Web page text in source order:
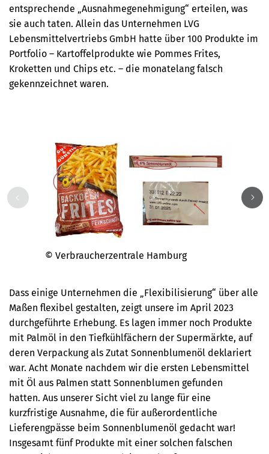
entsprechende „Ausnahmegenehmigung“ erteilen, was
sie auch taten. Allein das Unternehmen LVG
Lebensmittelvertriebs GmbH hatte über 100 Produkte im
Portfolio – Kartoffelprodukte wie Pommes Frites,
Kroketten und Chips etc. – die monatelang falsch
gekennzeichnet waren.
© Verbraucherzentrale Hamburg
Dass einige Unternehmen die „Flexibilisierung“ über alle
Maßen flexibel gestalten, zeigt unsere im April 2023
durchgeführte Erhebung. Es lagen immer noch Produkte
mit Palmöl in den Tiefkühlfächern der Supermärkte, auf
deren Verpackung als Zutat Sonnenblumenöl deklariert
war. Acht Monate nachdem wir die ersten Lebensmittel
mit Öl aus Palmen statt Sonnenblumen gefunden
hatten. Aus unserer Sicht viel zu lange für eine
kurzfristige Ausnahme, die für außerordentliche
Lieferengpässe beim Sonnenblumenöl gedacht war!
Insgesamt fünf Produkte mit einer solchen falschen